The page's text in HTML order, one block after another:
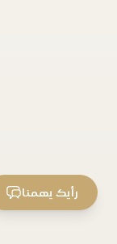
رأيك يهمنا